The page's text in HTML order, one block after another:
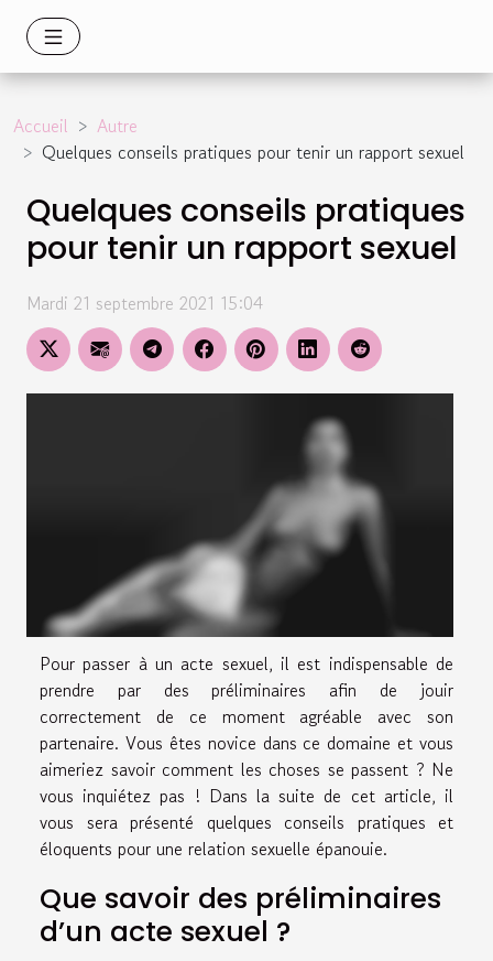
Accueil
Autre
Quelques conseils pratiques pour tenir un rapport sexuel
Quelques conseils pratiques
pour tenir un rapport sexuel
Mardi 21 septembre 2021 15:04
Pour passer à un acte sexuel, il est indispensable de
prendre par des préliminaires afin de jouir
correctement de ce moment agréable avec son
partenaire. Vous êtes novice dans ce domaine et vous
aimeriez savoir comment les choses se passent ? Ne
vous inquiétez pas ! Dans la suite de cet article, il
vous sera présenté quelques conseils pratiques et
éloquents pour une relation sexuelle épanouie.
Que savoir des préliminaires
d’un acte sexuel ?